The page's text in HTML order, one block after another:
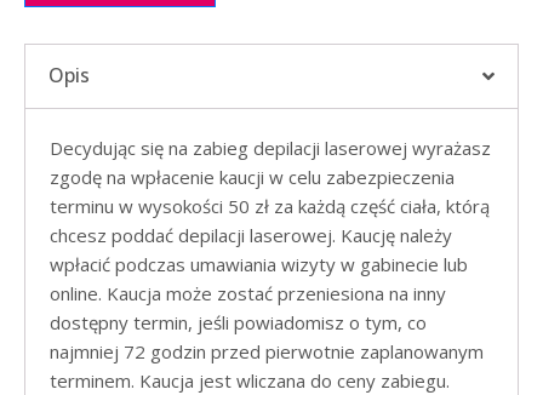
Opis
Decydując się na zabieg depilacji laserowej wyrażasz
zgodę na wpłacenie kaucji w celu zabezpieczenia
terminu w wysokości 50 zł za każdą część ciała, którą
chcesz poddać depilacji laserowej. Kaucję należy
wpłacić podczas umawiania wizyty w gabinecie lub
online. Kaucja może zostać przeniesiona na inny
dostępny termin, jeśli powiadomisz o tym, co
najmniej 72 godzin przed pierwotnie zaplanowanym
terminem. Kaucja jest wliczana do ceny zabiegu.